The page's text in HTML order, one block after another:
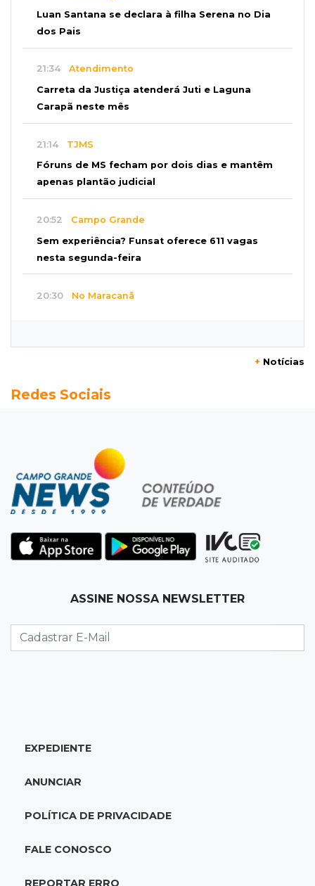
Luan Santana se declara à filha Serena no Dia
dos Pais
21:34 Atendimento
Carreta da Justiça atenderá Juti e Laguna
Carapã neste mês
21:14 TJMS
Fóruns de MS fecham por dois dias e mantêm
apenas plantão judicial
20:52 Campo Grande
Sem experiência? Funsat oferece 611 vagas
nesta segunda-feira
20:30 No Maracanã
Seleções em MS têm salários de até R$ 8,2 mil;
Jardim Itatiaia
Vigia é amarrado durante roubo de carro e
dois caminhões em pátio
Corinthians vence Bragantino por 2 a 0 e sobe
para 7º no Brasileirão
Na Vila Belmiro
lugar no Brasileirão
18:33Em 2022
adolescente atropelada no Amazonas
18:15 Nubank Parque
Palmeiras e Inter ficam no 0 a 0 pela 22ª
+ Notícias
Redes Sociais
ASSINE NOSSA NEWSLETTER
EXPEDIENTE
ANUNCIAR
POLÍTICA DE PRIVACIDADE
FALE CONOSCO
REPORTAR ERRO